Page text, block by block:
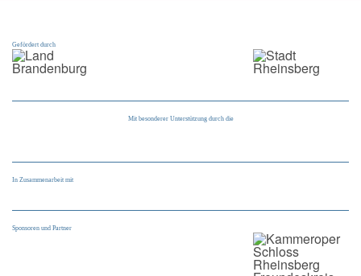
Gefördert durch
Mit besonderer Unterstützung durch die
In Zusammenarbeit mit
Sponsoren und Partner